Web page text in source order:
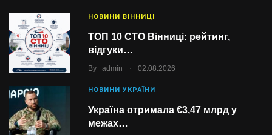
НОВИНИ ВІННИЦІ
ТОП 10 СТО Вінниці: рейтинг,
відгуки…
By admin . 02.08.2026
НОВИНИ УКРАЇНИ
Україна отримала €3,47 млрд у
межах…